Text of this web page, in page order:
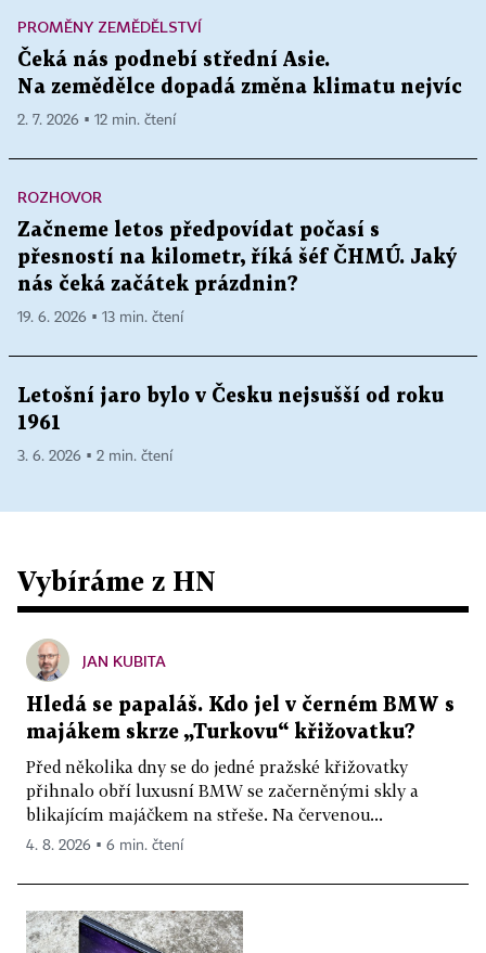
PROMĚNY ZEMĚDĚLSTVÍ
Čeká nás podnebí střední Asie.
Na zemědělce dopadá změna klimatu nejvíc
2. 7. 2026 ▪ 12 min. čtení
ROZHOVOR
Začneme letos předpovídat počasí s
přesností na kilometr, říká šéf ČHMÚ. Jaký
nás čeká začátek prázdnin?
19. 6. 2026 ▪ 13 min. čtení
Letošní jaro bylo v Česku nejsušší od roku
1961
3. 6. 2026 ▪ 2 min. čtení
Vybíráme z HN
JAN KUBITA
Hledá se papaláš. Kdo jel v černém BMW s
majákem skrze „Turkovu“ křižovatku?
Před několika dny se do jedné pražské křižovatky
přihnalo obří luxusní BMW se začerněnými skly a
blikajícím majáčkem na střeše. Na červenou...
4. 8. 2026 ▪ 6 min. čtení